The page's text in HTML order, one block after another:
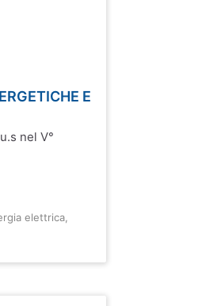
E
nel V°
elettrica